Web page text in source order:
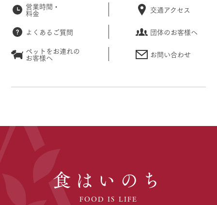
営業時間・
料金 交通アクセス
よくあるご質問
団体のお客様へ
ペットをお連れの
お客様へ お問い合わせ
食はいのち
FOOD IS LIFE